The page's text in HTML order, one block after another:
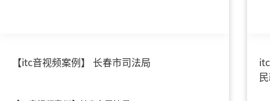
【itc音视频案例】 长春市司法局